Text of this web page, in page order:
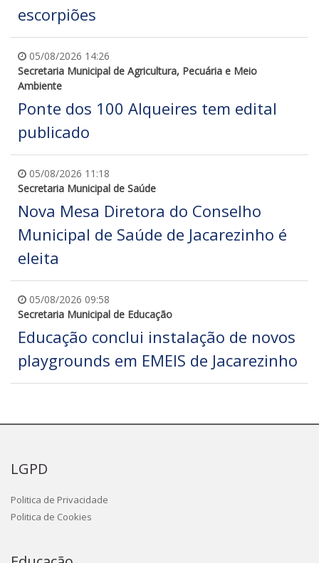
escorpiões
05/08/2026 14:26
Secretaria Municipal de Agricultura, Pecuária e Meio
Ambiente
Ponte dos 100 Alqueires tem edital
publicado
05/08/2026 11:18
Secretaria Municipal de Saúde
Nova Mesa Diretora do Conselho
Municipal de Saúde de Jacarezinho é
eleita
05/08/2026 09:58
Secretaria Municipal de Educação
Educação conclui instalação de novos
playgrounds em EMEIS de Jacarezinho
LGPD
Politica de Privacidade
Politica de Cookies